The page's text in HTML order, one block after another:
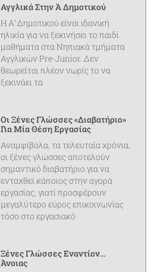
Αγγλικά Στην Ά Δημοτικού
Η Α’ Δημοτικού είναι ιδανική
ηλικία για να ξεκινήσει το παιδί
μαθήματα στα Νηπιακά τμήματα
Αγγλικών Pre-Junior. Δεν
θεωρείται πλέον νωρίς το να
ξεκινάει τα
Οι Ξένες Γλώσσες «διαβατήριο»
Για Μία Θέση Εργασίας
Αναμφίβολα, τα τελευταία χρόνια,
οι ξένες γλώσσες αποτελούν
σημαντικό διαβατήριο για να
ενταχθεί κάποιος στην αγορά
εργασίας, γιατί προσφέρουν
μεγαλύτερο εύρος επικοινωνίας
τόσο στο εργασιακό
Ξένες Γλώσσες Εναντίον…
Άνοιας